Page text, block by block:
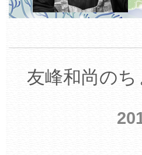
友峰和尚の